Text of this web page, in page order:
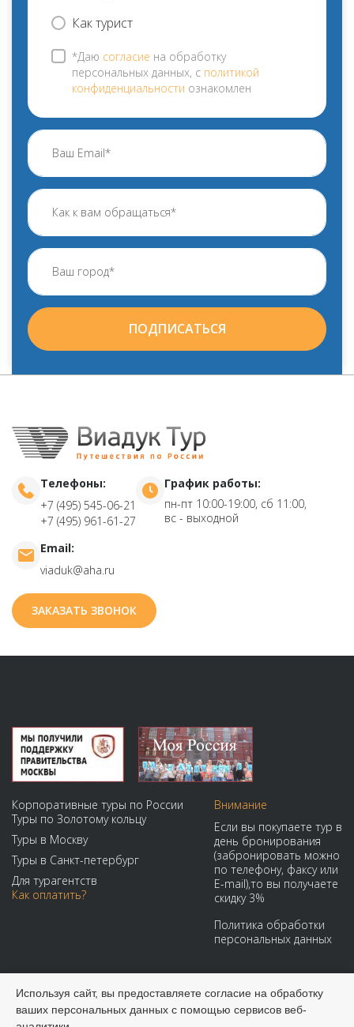
Как турист
*Даю согласие на обработку
персональных данных, с политикой
конфиденциальности ознакомлен
ПОДПИСАТЬСЯ
Телефоны:
+7 (495) 545-06-21
+7 (495) 961-61-27
График работы:
пн-пт 10:00-19:00, сб 11:00,
вс - выходной
Email:
viaduk@aha.ru
ЗАКАЗАТЬ ЗВОНОК
Корпоративные туры по России
Туры по Золотому кольцу
Туры в Москву
Туры в Санкт-петербург
Для турагентств
Как оплатить?
Внимание
Если вы покупаете тур в
день бронирования
(забронировать можно
по телефону, факсу или
E-mail),то вы получаете
скидку 3%
Политика обработки
персональных данных
Мы принимаем:
Используя сайт, вы предоставляете согласие на обработку
ваших персональных данных с помощью сервисов веб-